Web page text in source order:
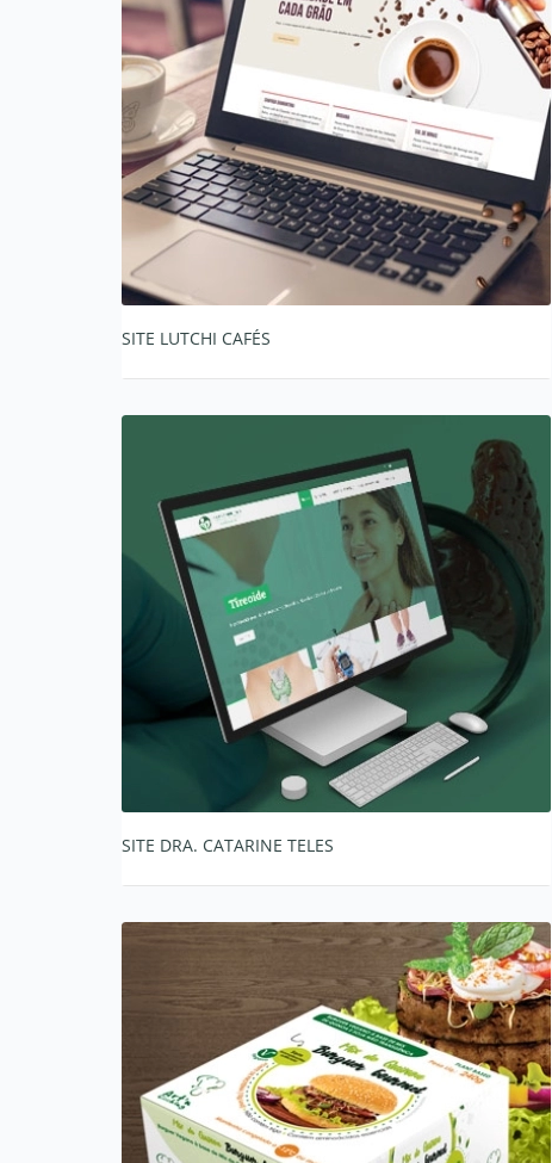
SITE LUTCHI CAFÉS
SITE DRA. CATARINE TELES